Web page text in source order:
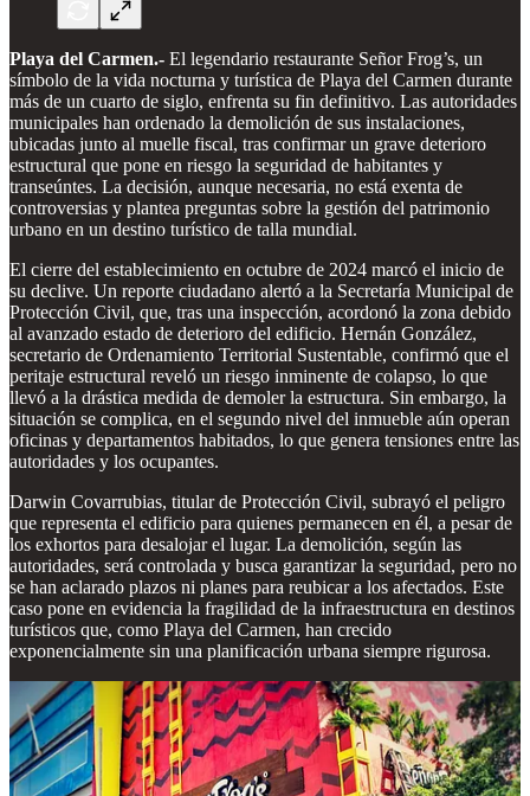
Playa del Carmen.- El legendario restaurante Señor Frog’s, un
símbolo de la vida nocturna y turística de Playa del Carmen durante
más de un cuarto de siglo, enfrenta su fin definitivo. Las autoridades
municipales han ordenado la demolición de sus instalaciones,
ubicadas junto al muelle fiscal, tras confirmar un grave deterioro
estructural que pone en riesgo la seguridad de habitantes y
transeúntes. La decisión, aunque necesaria, no está exenta de
controversias y plantea preguntas sobre la gestión del patrimonio
urbano en un destino turístico de talla mundial.
El cierre del establecimiento en octubre de 2024 marcó el inicio de
su declive. Un reporte ciudadano alertó a la Secretaría Municipal de
Protección Civil, que, tras una inspección, acordonó la zona debido
al avanzado estado de deterioro del edificio. Hernán González,
secretario de Ordenamiento Territorial Sustentable, confirmó que el
peritaje estructural reveló un riesgo inminente de colapso, lo que
llevó a la drástica medida de demoler la estructura. Sin embargo, la
situación se complica, en el segundo nivel del inmueble aún operan
oficinas y departamentos habitados, lo que genera tensiones entre las
autoridades y los ocupantes.
Darwin Covarrubias, titular de Protección Civil, subrayó el peligro
que representa el edificio para quienes permanecen en él, a pesar de
los exhortos para desalojar el lugar. La demolición, según las
autoridades, será controlada y busca garantizar la seguridad, pero no
se han aclarado plazos ni planes para reubicar a los afectados. Este
caso pone en evidencia la fragilidad de la infraestructura en destinos
turísticos que, como Playa del Carmen, han crecido
exponencialmente sin una planificación urbana siempre rigurosa.